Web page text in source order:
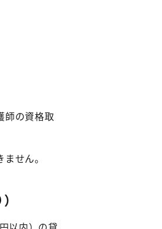
師の資格取
せん。